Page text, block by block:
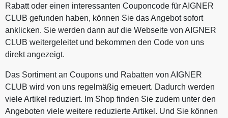
Rabatt oder einen interessanten Couponcode für AIGNER
CLUB gefunden haben, können Sie das Angebot sofort
anklicken. Sie werden dann auf die Webseite von AIGNER
CLUB weitergeleitet und bekommen den Code von uns
direkt angezeigt.
Das Sortiment an Coupons und Rabatten von AIGNER
CLUB wird von uns regelmäßig erneuert. Dadurch werden
viele Artikel reduziert. Im Shop finden Sie zudem unter den
Angeboten viele weitere reduzierte Artikel. Und Sie können